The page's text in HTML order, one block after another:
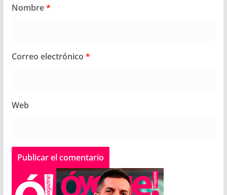
Nombre*
Correo electrónico *
Web